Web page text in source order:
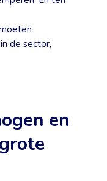
de sector,
en